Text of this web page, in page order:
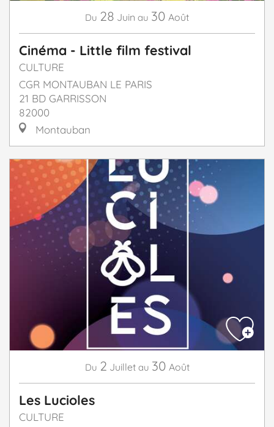
Du 28 Juin au 30 Août
Cinéma - Little film festival
CULTURE
CGR MONTAUBAN LE PARIS
21 BD GARRISSON
82000
Montauban
Du 2 Juillet au 30 Août
Les Lucioles
CULTURE